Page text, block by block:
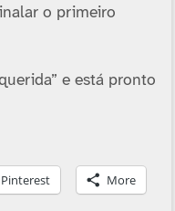
o primeiro
e está pronto
Pinterest More